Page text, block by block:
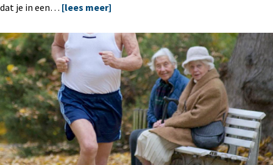
dat je in een… [lees meer]